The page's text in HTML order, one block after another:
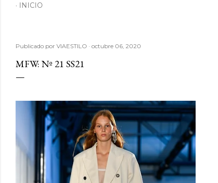
INICIO
Publicado por VIAESTILO octubre 06, 2020
MFW: Nº 21 SS21